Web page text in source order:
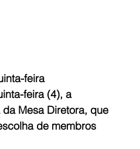
feira
feira (4), a
Mesa Diretora, que
de membros